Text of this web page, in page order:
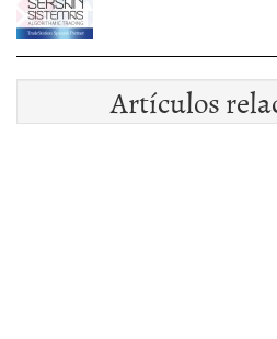
Artículos